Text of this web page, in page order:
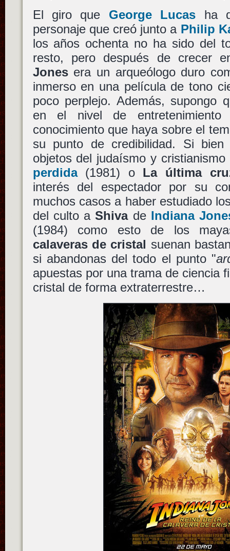
El giro que George Lucas ha
personaje que creó junto a Philip
los años ochenta no ha sido del
resto, pero después de crecer
Jonesera un arqueólogo duro
inmerso en una película de tono
poco perplejo. Además, supongo
en el nivel de
conocimiento que haya sobre el
su punto de credibilidad. Si bien
objetos del judaísmo y
perdida(1981) o La última
interés del espectador por su
muchos casos a haber estudiado
del culto aShivade Indiana
(1984) como esto de los
calaveras de cristal suenan
si abandonas del todo el punto "
apuestas por una trama de ciencia
cristal de forma extraterrestre…